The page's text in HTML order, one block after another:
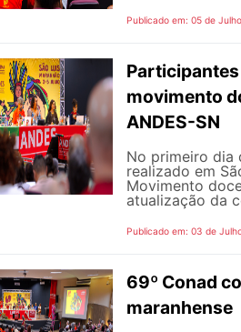
Publicado em: 05 de
movimento
ANDES-SN
No primeiro dia
realizado em
Movimento
atualização da
Publicado em: 03 de
69º Conad
maranhense